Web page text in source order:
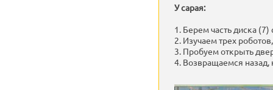
У сарая:
1. Берем часть диска (7)
2. Изучаем трех
3. Пробуем открыть
4. Возвращаемся